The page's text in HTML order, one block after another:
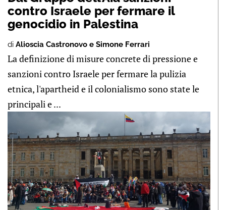
contro Israele per fermare il
genocidio in Palestina
di Alioscia Castronovo e Simone Ferrari
La definizione di misure concrete di pressione e
sanzioni contro Israele per fermare la pulizia
etnica, l'apartheid e il colonialismo sono state le
principali e ...